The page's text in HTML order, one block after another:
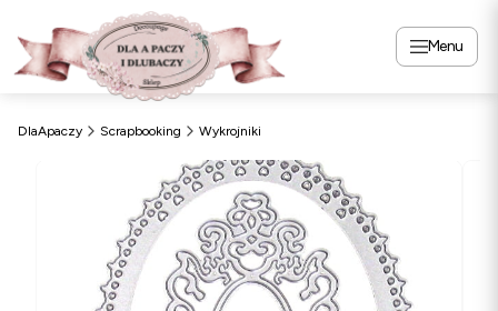
Menu
DlaApaczy Scrapbooking Wykrojniki